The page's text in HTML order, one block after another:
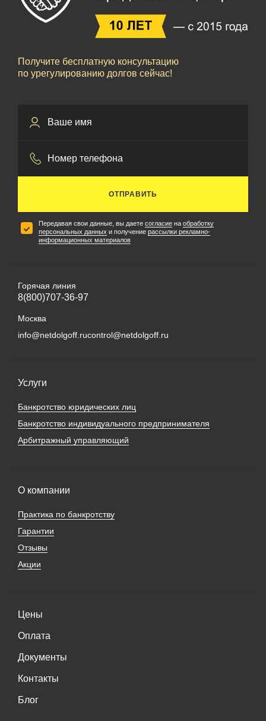
Получите бесплатную консультацию
по урегулированию долгов сейчас!
ОТПРАВИТЬ
Передавая свои данные, вы даете согласие на обработку
персональных данных и получение рассылки рекламно-
информационных материалов
Услуги
Банкротство юридических лиц
Банкротство индивидуального предпринимателя
Арбитражный управляющий
О компании
Практика по банкротству
Гарантии
Отзывы
Акции
Цены
Оплата
Документы
Контакты
Блог
Горячая линия
8(800)707-36-97
Москва
info@netdolgoff.rucontrol@netdolgoff.ru